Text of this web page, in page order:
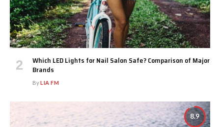
Which LED Lights for Nail Salon Safe? Comparison of Major
Brands
ByLIA FM
8.9